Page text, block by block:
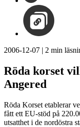
2006-12-07 | 2 min
Röda korset
Angered
Röda Korset etablerar
fått ett EU-stöd på
utsatthet i de nordöstra